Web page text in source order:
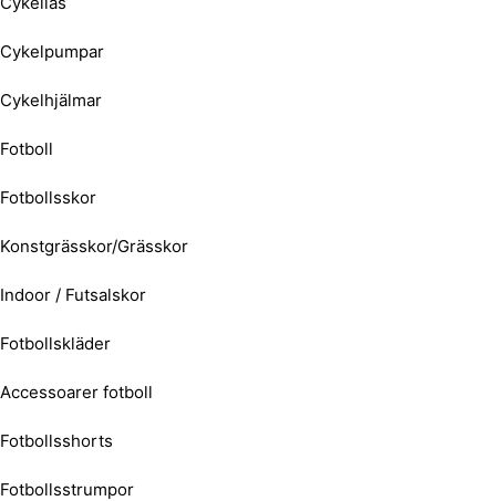
Cykelpumpar
Cykelhjälmar
Fotboll
Fotbollsskor
Konstgrässkor/Grässkor
Indoor / Futsalskor
Fotbollskläder
Accessoarer fotboll
Fotbollsshorts
Fotbollsstrumpor